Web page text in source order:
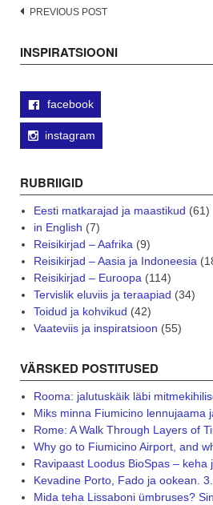
Post
PREVIOUS POST
INSPIRATSIOONI
facebook
instagram
RUBRIIGID
Eesti matkarajad ja maastikud (61)
in English (7)
Reisikirjad – Aafrika(9)
Reisikirjad – Aasia ja Indoneesia
Reisikirjad – Euroopa(114)
Tervislik eluviis ja teraapiad (34)
Toidud ja kohvikud (42)
Vaateviis ja inspiratsioon (55)
VÄRSKED POSTITUSED
Rooma: jalutuskäik läbi
Miks minna Fiumicino lennujaama
Rome: A Walk Through Layers of
Why go to Fiumicino Airport, and
Ravipaast Loodus BioSpas – keha
Kevadine Porto, Fado ja ookean.
Mida teha Lissaboni ümbruses?